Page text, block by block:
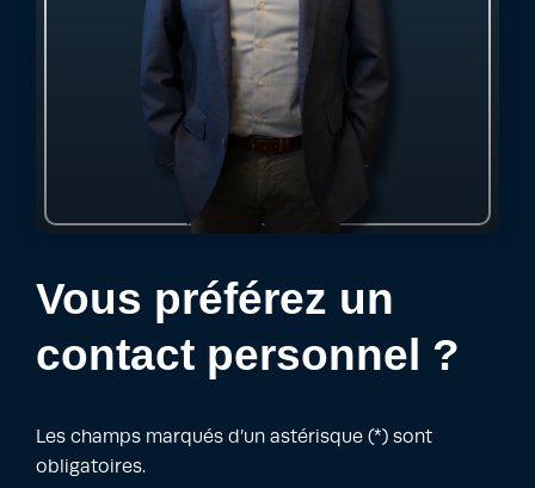
Vous préférez un
contact personnel ?
Les champs marqués d’un astérisque (*) sont
obligatoires.